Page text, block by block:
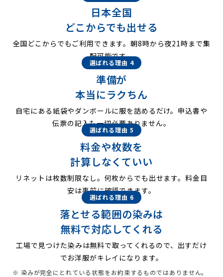
日本全国
どこからでも出せる
全国どこからでもご利用できます。朝8時から夜21時まで集
配可能です。
選ばれる理由 4
準備が
本当にラクちん
自宅にある紙袋やダンボールに服を詰めるだけ。申込書や
伝票の記入も一切必要ありません。
選ばれる理由 5
料金や枚数を
計算しなくていい
リネットは枚数制限なし。何枚からでも出せます。料金目
安は事前に確認できます。
選ばれる理由 6
落とせる範囲の染みは
無料で対応してくれる
工場で見つけた染みは無料で取ってくれるので、出すだけ
でお洋服がキレイになります。
※ 染みが完全にとれている状態をお約束するものではありません。